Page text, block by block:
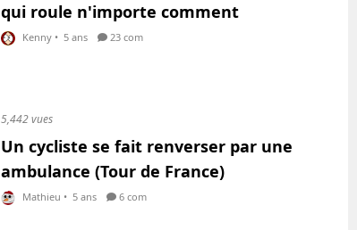
qui roule n'importe comment
Kenny • 5 ans 23 com
5,442 vues
Un cycliste se fait renverser par une
ambulance (Tour de France)
Mathieu • 5 ans 6 com